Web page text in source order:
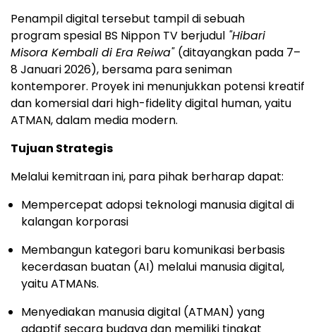
Penampil digital tersebut tampil di sebuah
program spesial BS Nippon TV berjudul "Hibari
Misora Kembali di Era Reiwa" (ditayangkan pada 7–
8 Januari 2026), bersama para seniman
kontemporer. Proyek ini menunjukkan potensi kreatif
dan komersial dari high-fidelity digital human, yaitu
ATMAN, dalam media modern.
Tujuan Strategis
Melalui kemitraan ini, para pihak berharap dapat:
Mempercepat adopsi teknologi manusia digital di
kalangan korporasi
Membangun kategori baru komunikasi berbasis
kecerdasan buatan (AI) melalui manusia digital,
yaitu ATMANs.
Menyediakan manusia digital (ATMAN) yang